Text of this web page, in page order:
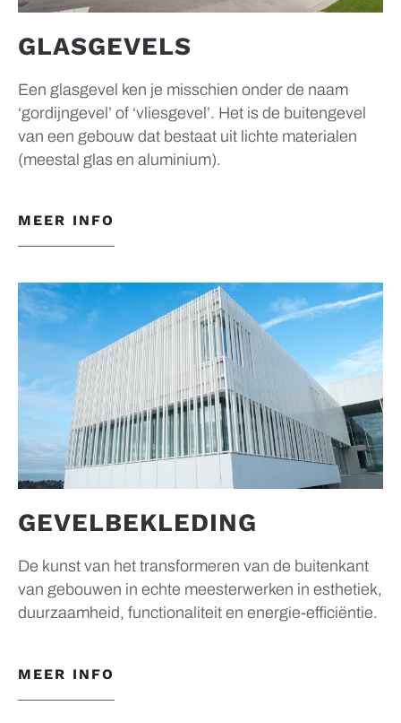
GLASGEVELS
Een glasgevel ken je misschien onder de naam
‘gordijngevel’ of ‘vliesgevel’. Het is de buitengevel
van een gebouw dat bestaat uit lichte materialen
(meestal glas en aluminium).
MEER INFO
GEVELBEKLEDING
De kunst van het transformeren van de buitenkant
van gebouwen in echte meesterwerken in esthetiek,
duurzaamheid, functionaliteit en energie-efficiëntie.
MEER INFO